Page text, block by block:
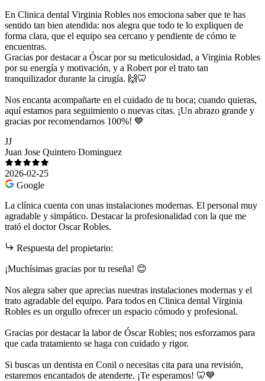
En Clinica dental Virginia Robles nos emociona saber que te has
sentido tan bien atendida: nos alegra que todo te lo expliquen de
forma clara, que el equipo sea cercano y pendiente de cómo te
encuentras.
Gracias por destacar a Óscar por su meticulosidad, a Virginia Robles
por su energía y motivación, y a Robert por el trato tan
tranquilizador durante la cirugía. 🙌🦷
Nos encanta acompañarte en el cuidado de tu boca; cuando quieras,
aquí estamos para seguimiento o nuevas citas. ¡Un abrazo grande y
gracias por recomendarnos 100%! 💙
JJ
Juan Jose Quintero Dominguez
2026-02-25
Google
La clínica cuenta con unas instalaciones modernas. El personal muy
agradable y simpático. Destacar la profesionalidad con la que me
trató el doctor Oscar Robles.
Respuesta del propietario:
¡Muchísimas gracias por tu reseña! 😊
Nos alegra saber que aprecias nuestras instalaciones modernas y el
trato agradable del equipo. Para todos en Clinica dental Virginia
Robles es un orgullo ofrecer un espacio cómodo y profesional.
Gracias por destacar la labor de Óscar Robles; nos esforzamos para
que cada tratamiento se haga con cuidado y rigor.
Si buscas un dentista en Conil o necesitas cita para una revisión,
estaremos encantados de atenderte. ¡Te esperamos! 🦷💙